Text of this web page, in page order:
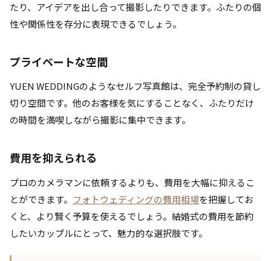
たり、アイデアを出し合って撮影したりできます。ふたりの個
性や関係性を存分に表現できるでしょう。
プライベートな空間
YUEN WEDDINGのようなセルフ写真館は、完全予約制の貸し
切り空間です。他のお客様を気にすることなく、ふたりだけ
の時間を満喫しながら撮影に集中できます。
費用を抑えられる
プロのカメラマンに依頼するよりも、費用を大幅に抑えるこ
とができます。 フォトウェディングの費用相場を把握してお
くと、より賢く予算を使えるでしょう。結婚式の費用を節約
したいカップルにとって、魅力的な選択肢です。